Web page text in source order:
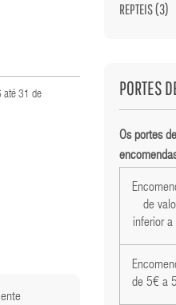
até 31 de
REPTEIS (3)
PORTES
Os portes
de
inferior
de 5€ a